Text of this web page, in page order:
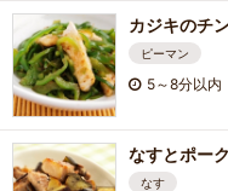
カジキのチ
ピーマン
5～8分以内
なすとポー
なす